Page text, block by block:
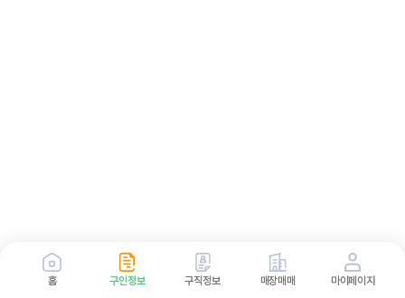
홈 구인정보 구직정보 매장매매 마이페이지